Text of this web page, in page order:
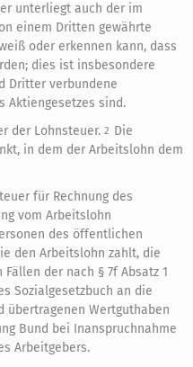
unterliegt auch der im
einem Dritten gewährte
oder erkennen kann, dass
dies ist insbesondere
Dritter verbundene
Aktiengesetzes sind.
der Lohnsteuer. 2 Die
in dem der Arbeitslohn dem
für Rechnung des
vom Arbeitslohn
des öffentlichen
den Arbeitslohn zahlt, die
Fällen der nach § 7f Absatz 1
Sozialgesetzbuch an die
übertragenen Wertguthaben
Bund bei Inanspruchnahme
Arbeitgebers.